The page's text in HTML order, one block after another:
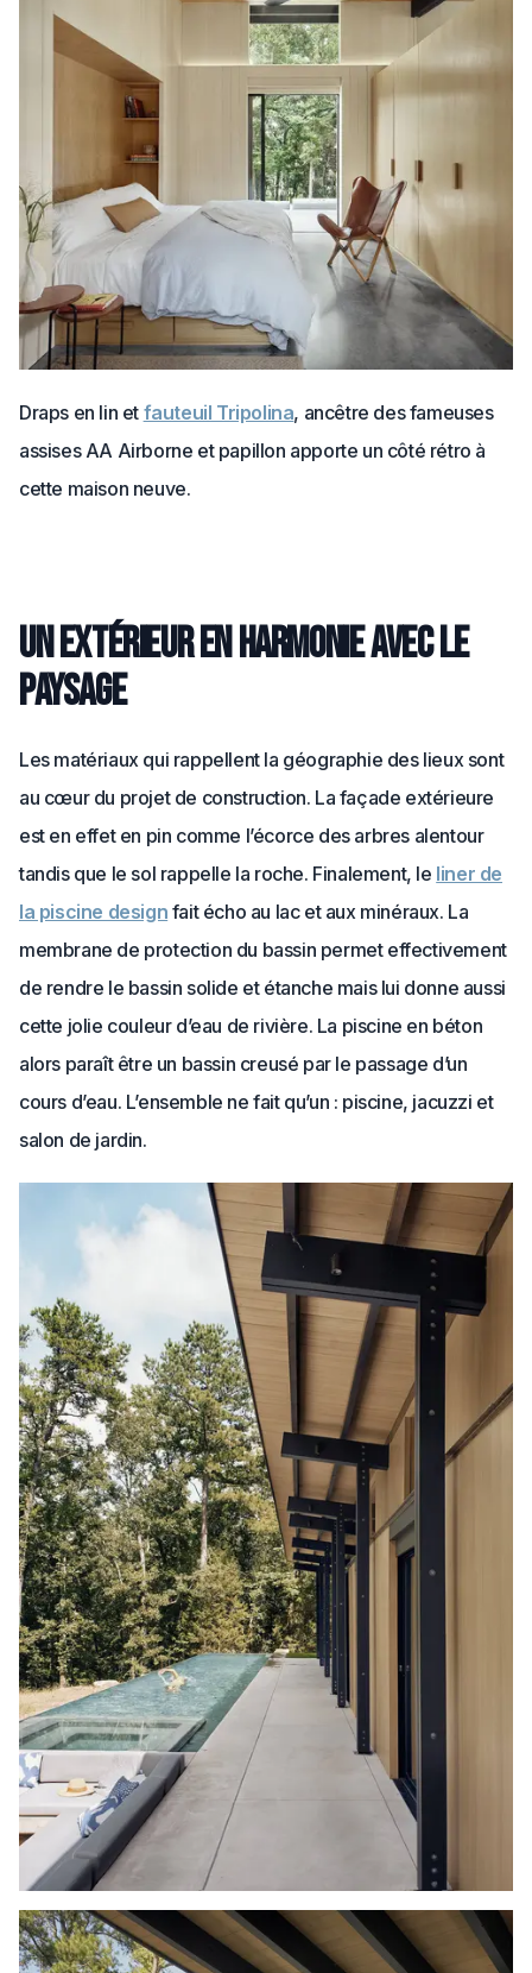
Draps en lin et fauteuil Tripolina, ancêtre des fameuses
assises AA Airborne et papillon apporte un côté rétro à
cette maison neuve.
Un extérieur en harmonie avec le
paysage
Les matériaux qui rappellent la géographie des lieux sont
au cœur du projet de construction. La façade extérieure
est en effet en pin comme l’écorce des arbres alentour
tandis que le sol rappelle la roche. Finalement, le liner de
la piscine design fait écho au lac et aux minéraux. La
membrane de protection du bassin permet effectivement
de rendre le bassin solide et étanche mais lui donne aussi
cette jolie couleur d’eau de rivière. La piscine en béton
alors paraît être un bassin creusé par le passage d’un
cours d’eau. L’ensemble ne fait qu’un : piscine, jacuzzi et
salon de jardin.